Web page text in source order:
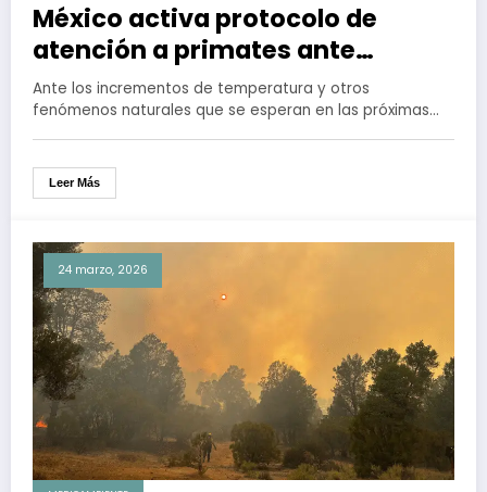
México activa protocolo de
atención a primates ante
incremento en temperaturas
Ante los incrementos de temperatura y otros
fenómenos naturales que se esperan en las próximas…
Leer Más
24 marzo, 2026